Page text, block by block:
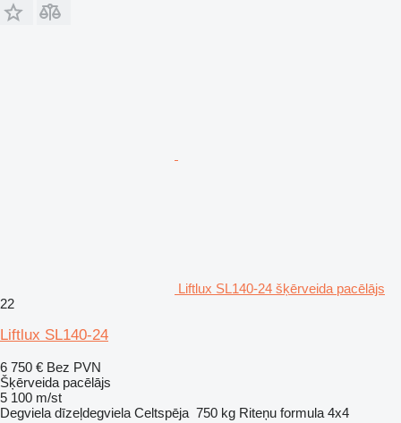
Liftlux SL140-24 šķērveida pacēlājs
22
Liftlux SL140-24
6 750 € Bez PVN
Šķērveida pacēlājs
5 100 m/st
Degviela dīzeļdegviela Celtspēja 750 kg Riteņu formula 4x4